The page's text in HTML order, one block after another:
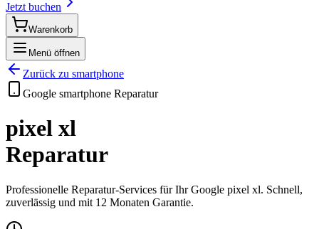
Jetzt buchen
Warenkorb
Menü öffnen
Zurück zu smartphone
Google smartphone Reparatur
pixel xl
Reparatur
Professionelle Reparatur-Services für IhrGoogle pixel xl. Schnell,
zuverlässig und mit 12 Monaten Garantie.